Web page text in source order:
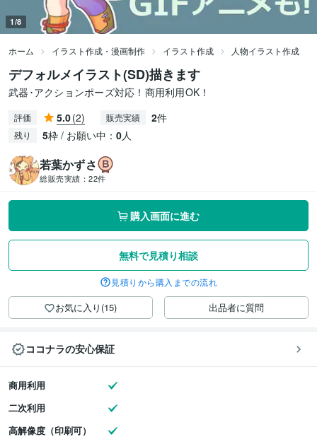
1/8
ホーム イラスト作成・漫画制作 イラスト作成 人物イラスト作成
デフォルメイラスト(SD)描きます
武器･アクションポーズ対応！商用利用OK！
評価 5.0(2) 販売実績 2件
残り 5枠 / お願い中： 0人
若葉かずさ
総販売実績： 22件
購入画面に進む
無料で見積り相談
見積りから購入までの流れ
お気に入り(15) 出品者に質問
ココナラの安心保証
商用利用
二次利用
高解像度（印刷可）